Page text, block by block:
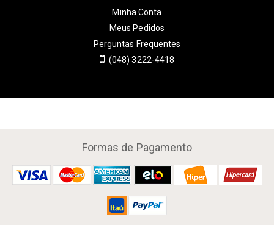
Minha Conta
Meus Pedidos
Perguntas Frequentes
(048) 3222-4418
Formas de Pagamento